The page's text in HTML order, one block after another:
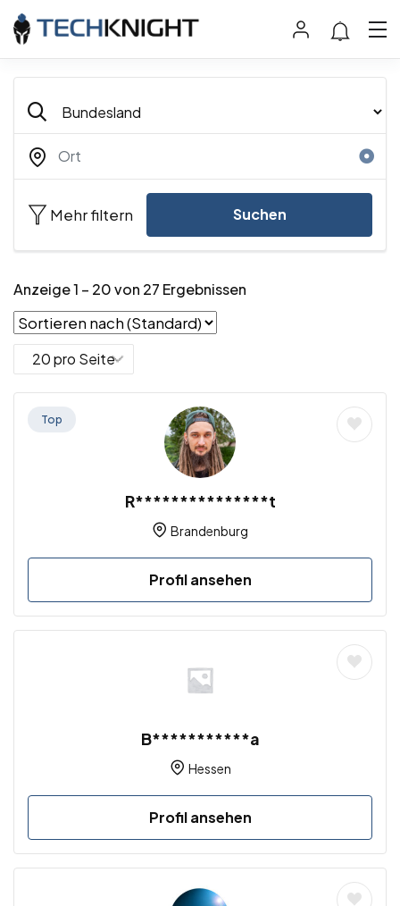
Mehr filtern Suchen
Anzeige1 – 20von 27 Ergebnissen
Top
R***************t
Brandenburg
Profil ansehen
B***********a
Hessen
Profil ansehen